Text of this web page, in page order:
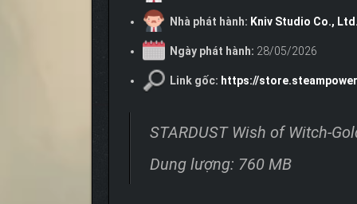
Nhà phát hành: Kniv Studio Co.,
Ngày phát hành: 28/05/2026
Link gốc: https://
STARDUST Wish of Witch-
Dung lượng: 760 MB